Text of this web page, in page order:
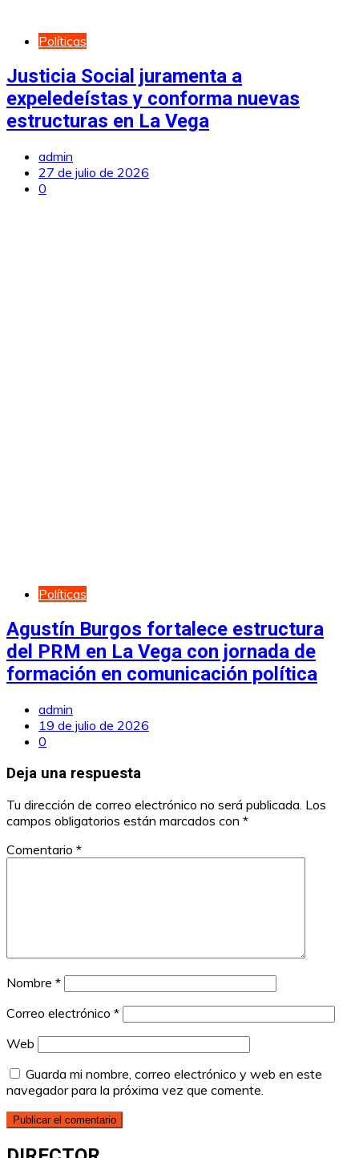
Políticas
Justicia Social juramenta a
expeledeístas y conforma nuevas
estructuras en La Vega
admin
27 de julio de 2026
0
Políticas
Agustín Burgos fortalece estructura
del PRM en La Vega con jornada de
formación en comunicación política
admin
19 de julio de 2026
0
Deja una respuesta
Tu dirección de correo electrónico no será publicada. Los
campos obligatorios están marcados con *
Comentario *
Nombre *
Correo electrónico *
Web
Guarda mi nombre, correo electrónico y web en este
navegador para la próxima vez que comente.